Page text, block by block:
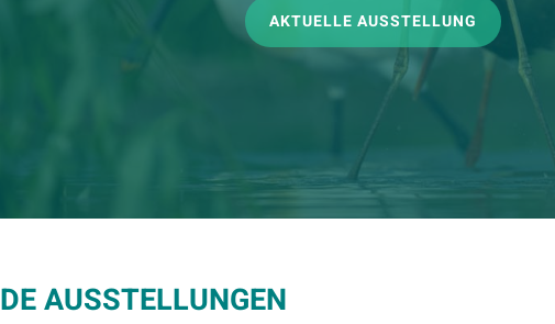
AKTUELLE AUSSTELLUNG
AUSSTELLUNGEN